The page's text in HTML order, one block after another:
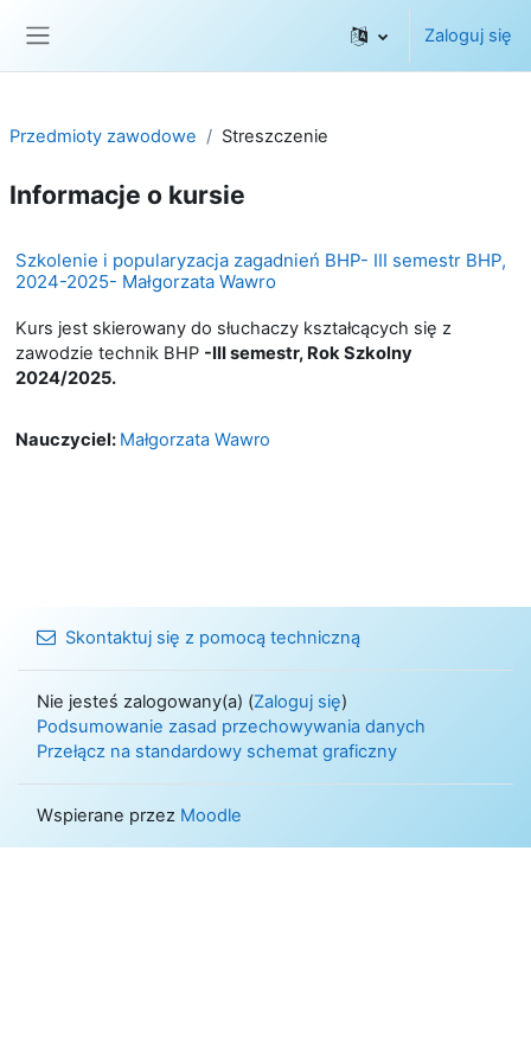
Zaloguj się
Przedmioty zawodowe Streszczenie
Informacje o kursie
Szkolenie i popularyzacja zagadnień BHP- III semestr BHP,
2024-2025- Małgorzata Wawro
Kurs jest skierowany do słuchaczy kształcących się z
zawodzie technik BHP -III semestr, Rok Szkolny
2024/2025.
Nauczyciel: Małgorzata Wawro
Skontaktuj się z pomocą techniczną
Nie jesteś zalogowany(a) (Zaloguj się)
Podsumowanie zasad przechowywania danych
Przełącz na standardowy schemat graficzny
Wspierane przez Moodle